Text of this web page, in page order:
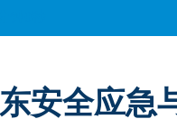
安全应急